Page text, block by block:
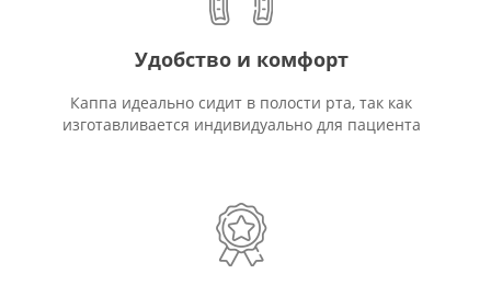
Удобство и комфорт
Каппа идеально сидит в полости рта, так как
изготавливается индивидуально для пациента